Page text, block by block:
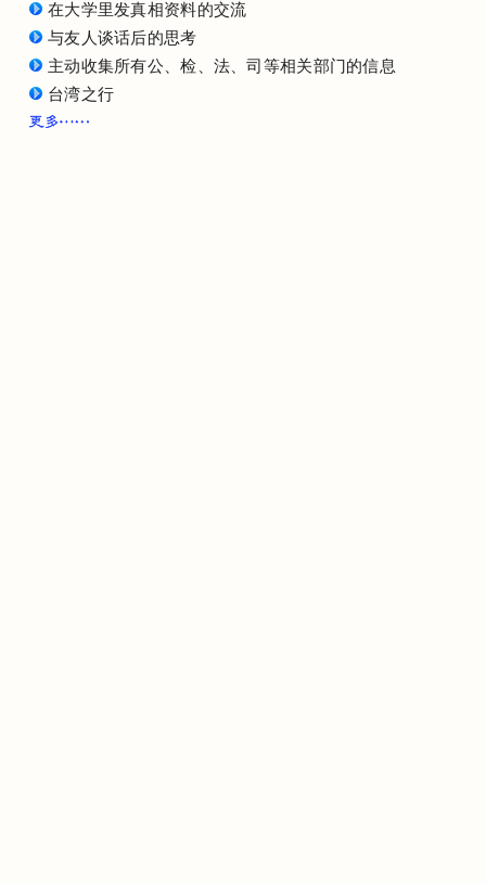
在大学里发真相资料的交流
与友人谈话后的思考
主动收集所有公、检、法、司等相关部门的信息
台湾之行